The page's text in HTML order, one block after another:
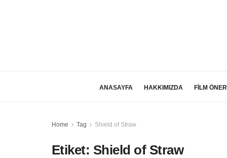
ANASAYFA HAKKIMIZDA FİLM
Home Tag Shield of Straw
Etiket: Shield of Straw